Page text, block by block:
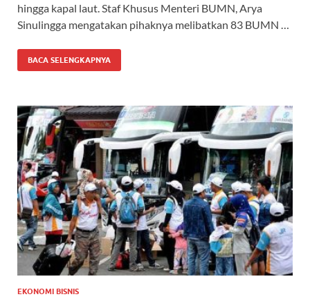
hingga kapal laut. Staf Khusus Menteri BUMN, Arya
Sinulingga mengatakan pihaknya melibatkan 83 BUMN …
BACA SELENGKAPNYA
EKONOMI BISNIS